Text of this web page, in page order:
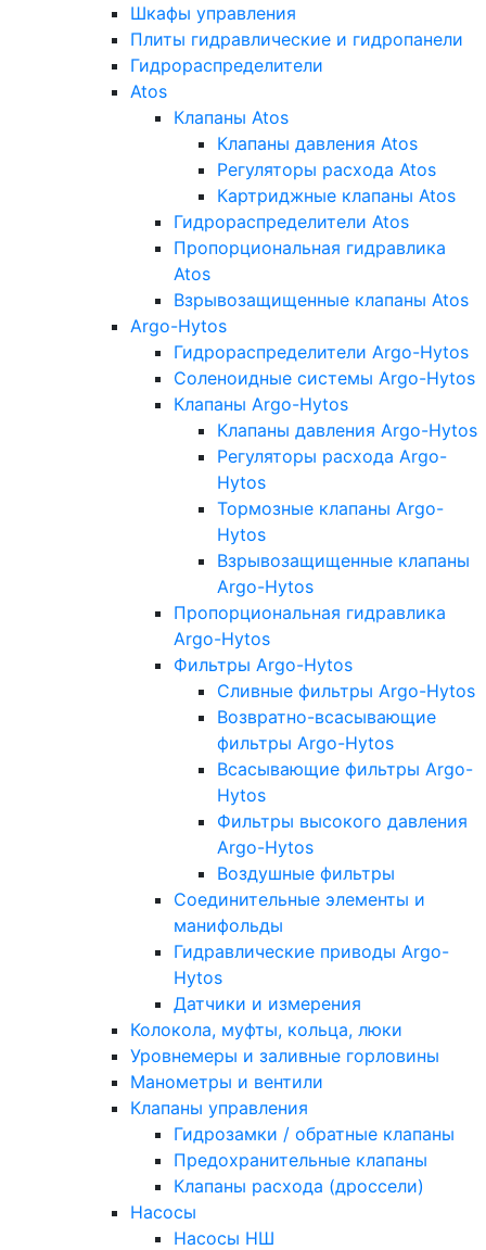
Шкафы управления
Плиты гидравлические и гидропанели
Гидрораспределители
Atos
Клапаны Atos
Клапаны давления Atos
Регуляторы расхода Atos
Картриджные клапаны Atos
Гидрораспределители Atos
Пропорциональная гидравлика
Atos
Взрывозащищенные клапаны Atos
Argo-Hytos
Гидрораспределители Argo-Hytos
Соленоидные системы Argo-Hytos
Клапаны Argo-Hytos
Клапаны давления Argo-Hytos
Регуляторы расхода Argo-
Hytos
Тормозные клапаны Argo-
Hytos
Взрывозащищенные клапаны
Argo-Hytos
Пропорциональная гидравлика
Argo-Hytos
Фильтры Argo-Hytos
Сливные фильтры Argo-Hytos
Возвратно-всасывающие
фильтры Argo-Hytos
Всасывающие фильтры Argo-
Hytos
Фильтры высокого давления
Argo-Hytos
Воздушные фильтры
Соединительные элементы и
манифольды
Гидравлические приводы Argo-
Hytos
Датчики и измерения
Колокола, муфты, кольца, люки
Уровнемеры и заливные горловины
Манометры и вентили
Клапаны управления
Гидрозамки / обратные клапаны
Предохранительные клапаны
Клапаны расхода (дроссели)
Насосы
Насосы НШ